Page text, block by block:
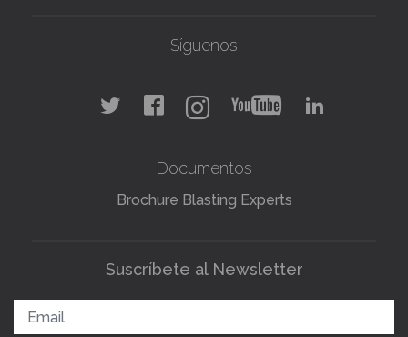
Síguenos
Documentos
Brochure Blasting Experts
Suscríbete al Newsletter